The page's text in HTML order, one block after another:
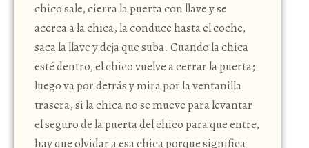
chico sale, cierra la puerta con llave y se
acerca a la chica, la conduce hasta el coche,
saca la llave y deja que suba. Cuando la chica
esté dentro, el chico vuelve a cerrar la puerta;
luego va por detrás y mira por la ventanilla
trasera, si la chica no se mueve para levantar
el seguro de la puerta del chico para que entre,
hay que olvidar a esa chica porque significa